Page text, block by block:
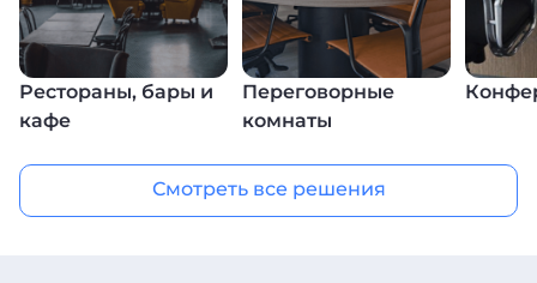
Смотреть все решения
Рестораны, бары и
кафе
Переговорные
комнаты